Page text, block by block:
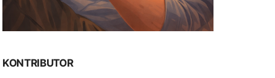
KONTRIBUTOR